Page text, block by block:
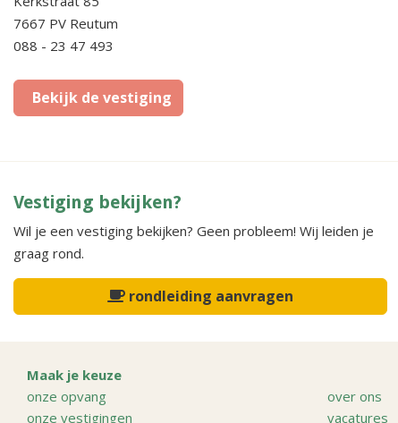
7667 PV Reutum
088 - 23 47 493
Bekijk de vestiging
Vestiging bekijken?
Wil je een vestiging bekijken? Geen probleem! Wij leiden je
graag rond.
rondleiding aanvragen
Maak je keuze
onze opvang
onze vestigingen
over ons
vacatures